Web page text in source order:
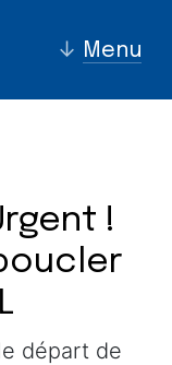
↓ Menu
!
départ de